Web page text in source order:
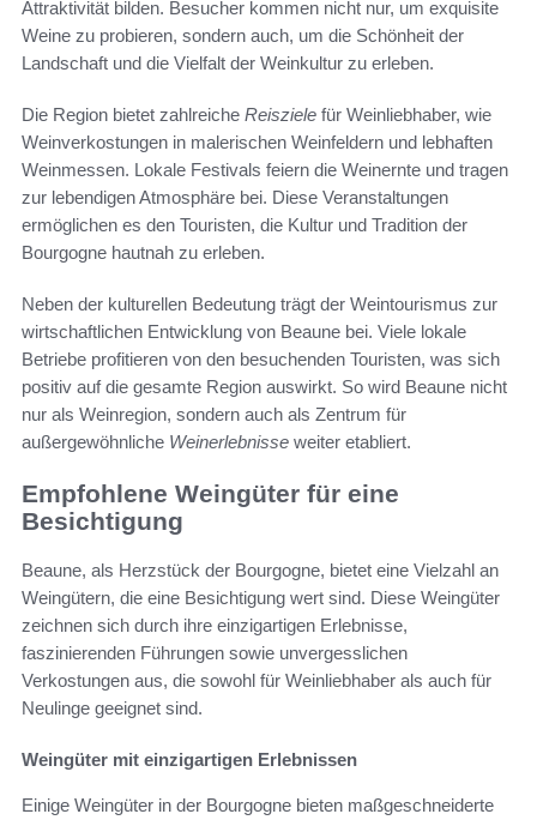
Attraktivität bilden. Besucher kommen nicht nur, um exquisite
Weine zu probieren, sondern auch, um die Schönheit der
Landschaft und die Vielfalt der Weinkultur zu erleben.
Die Region bietet zahlreiche Reisziele für Weinliebhaber, wie
Weinverkostungen in malerischen Weinfeldern und lebhaften
Weinmessen. Lokale Festivals feiern die Weinernte und tragen
zur lebendigen Atmosphäre bei. Diese Veranstaltungen
ermöglichen es den Touristen, die Kultur und Tradition der
Bourgogne hautnah zu erleben.
Neben der kulturellen Bedeutung trägt der Weintourismus zur
wirtschaftlichen Entwicklung von Beaune bei. Viele lokale
Betriebe profitieren von den besuchenden Touristen, was sich
positiv auf die gesamte Region auswirkt. So wird Beaune nicht
nur als Weinregion, sondern auch als Zentrum für
außergewöhnliche Weinerlebnisse weiter etabliert.
Empfohlene Weingüter für eine
Besichtigung
Beaune, als Herzstück der Bourgogne, bietet eine Vielzahl an
Weingütern, die eine Besichtigung wert sind. Diese Weingüter
zeichnen sich durch ihre einzigartigen Erlebnisse,
faszinierenden Führungen sowie unvergesslichen
Verkostungen aus, die sowohl für Weinliebhaber als auch für
Neulinge geeignet sind.
Weingüter mit einzigartigen Erlebnissen
Einige Weingüter in der Bourgogne bieten maßgeschneiderte